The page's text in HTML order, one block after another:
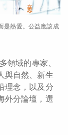
是熱愛。公益應該成
領域的專家、
與自然、新生
理念，以及分
外分論壇，選